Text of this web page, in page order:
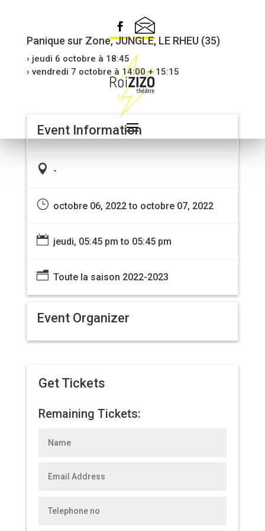
Panique sur Zone, JUNGLE, LE RHEU (35)
› jeudi 6 octobre à 18:45
› vendredi 7 octobre à 14:00 + 15:15
Event Information
 -
}octobre 06, 2022 to octobre 07, 2022
 jeudi, 05:45 pm to 05:45 pm
nToute la saison 2022-2023
Event Organizer
Get Tickets
Remaining Tickets: